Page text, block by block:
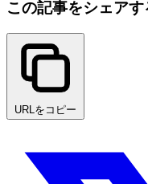
この記事をシェアす
URLをコピー